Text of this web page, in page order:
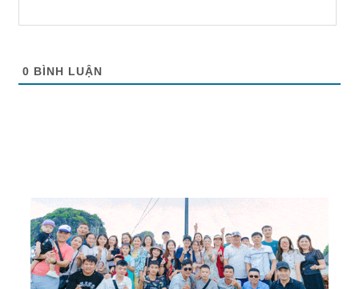
0 BÌNH LUẬN